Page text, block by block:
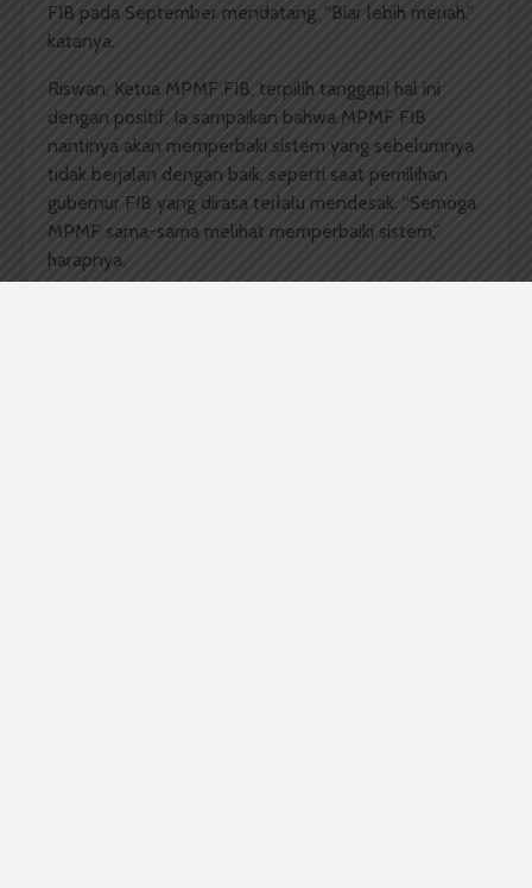
FIB pada September mendatang. “Biar lebih meriah,”
katanya.
Riswan, Ketua MPMF FIB, terpilih tanggapi hal ini
dengan positif. Ia sampaikan bahwa MPMF FIB
nantinya akan memperbaki sistem yang sebelumnya
tidak berjalan dengan baik, seperti saat pemilihan
gubernur FIB yang dirasa terlalu mendesak. “Semoga
MPMF sama-sama melihat memperbaiki sistem,”
harapnya.